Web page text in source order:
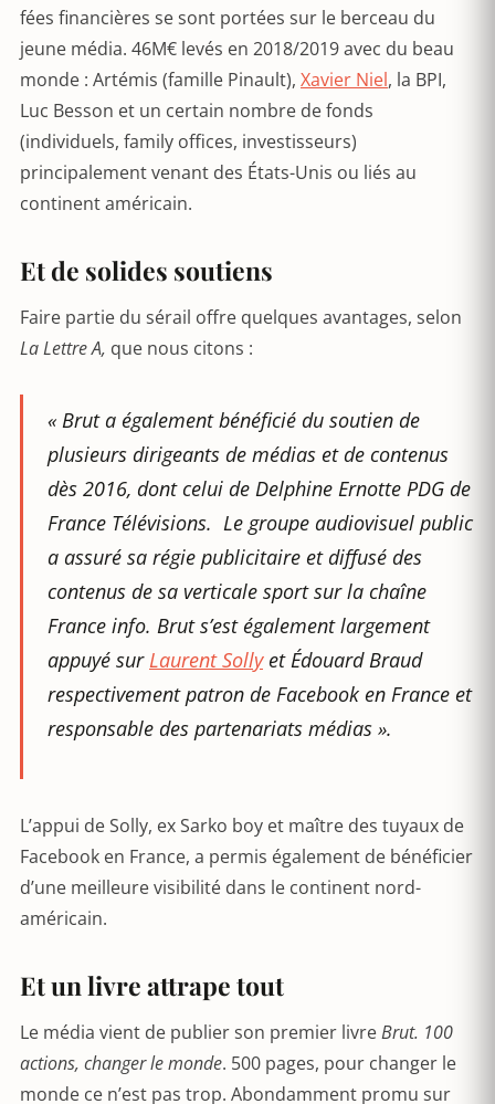
fées financières se sont portées sur le berceau du
jeune média. 46M€ levés en 2018/2019 avec du beau
monde : Artémis (famille Pinault), Xavier Niel, la BPI,
Luc Besson et un certain nombre de fonds
(individuels, family offices, investisseurs)
principalement venant des États-Unis ou liés au
continent américain.
Et de solides soutiens
Faire partie du sérail offre quelques avantages, selon
La Lettre A, que nous citons :
« Brut a également bénéficié du soutien de
plusieurs dirigeants de médias et de contenus
dès 2016, dont celui de Delphine Ernotte PDG de
France Télévisions. Le groupe audiovisuel public
a assuré sa régie publicitaire et diffusé des
contenus de sa verticale sport sur la chaîne
France info. Brut s’est également largement
appuyé surLaurent Sollyet Édouard Braud
respectivement patron de Facebook en France et
responsable des partenariats médias ».
L’appui de Solly, ex Sarko boy et maître des tuyaux de
Facebook en France, a permis également de bénéficier
d’une meilleure visibilité dans le continent nord-
américain.
Et un livre attrape tout
Le média vient de publier son premier livreBrut. 100
actions, changer le monde. 500 pages, pour changer le
monde ce n’est pas trop. Abondamment promu sur